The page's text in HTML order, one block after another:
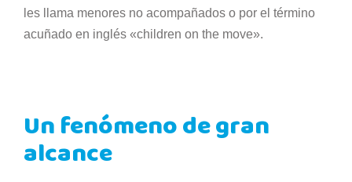
les llama menores no acompañados o por el término
acuñado en inglés «children on the move».
Un fenómeno de gran
alcance